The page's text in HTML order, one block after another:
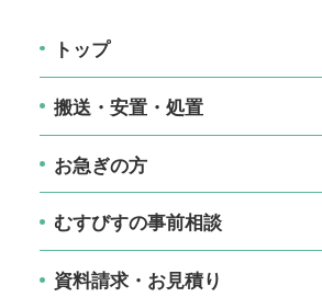
トップ
搬送・安置・処置
お急ぎの方
むすびすの事前相談
資料請求・お見積り